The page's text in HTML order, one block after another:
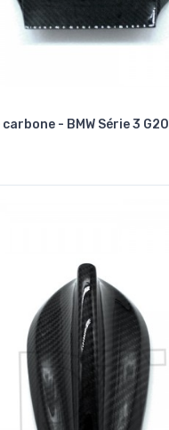
- BMW Série 3 G20